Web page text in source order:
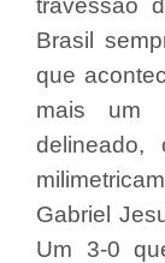
travessão
Brasil
que
mais um
Gabriel
Um 3-0